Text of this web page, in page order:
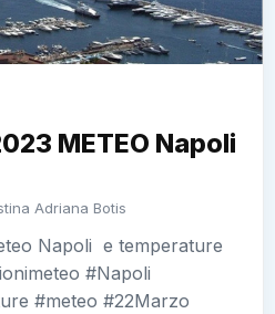
METEO Napoli
Adriana Botis
Napoli e temperature
#Napoli
#meteo #22Marzo